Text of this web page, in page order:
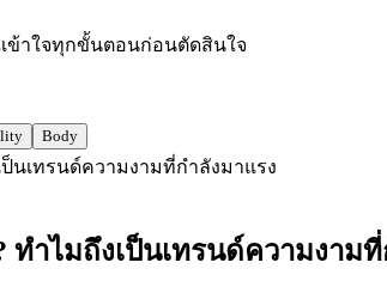
ข้าใจทุกขั้นตอนก่อนตัดสินใจ
Body
ทำไมถึงเป็นเทรนด์ความงาม